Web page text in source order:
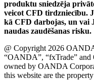
produktu sniedzēja
veicot CFD tirdzniecību.
kā CFD darbojas, un vai
naudas zaudēšanas risku.
@ Copyright 2026
“OANDA”, “fxTrade” and
owned by OANDA
this website are the